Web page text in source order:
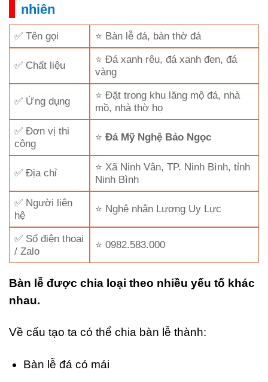
nhiên
✅ Tên gọi ⭐ Bàn lễ đá, bàn thờ đá
✅ Chất liệu
⭐ Đá xanh rêu, đá xanh đen, đá
vàng
✅ Ứng dụng
⭐ Đặt trong khu lăng mộ đá, nhà
mồ, nhà thờ họ
✅ Đơn vị thi
công
⭐Đá Mỹ Nghệ Bảo Ngọc
✅ Địa chỉ
⭐ Xã Ninh Vân, TP. Ninh Bình, tỉnh
Ninh Bình
✅ Người liên
hệ
⭐ Nghệ nhân Lương Uy Lực
✅ Số điện thoại
/ Zalo
⭐ 0982.583.000
Bàn lễ được chia loại theo nhiều yếu tố khác
nhau.
Về cấu tạo ta có thể chia bàn lễ thành:
Bàn lễ đá có mái